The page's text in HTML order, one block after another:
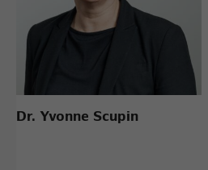
Dr. Yvonne Scupin